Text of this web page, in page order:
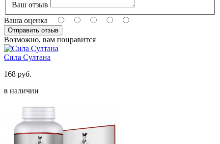
Ваш отзыв
Ваша оценка
Возможно, вам понравится
Сила Султана
168 руб.
в наличии